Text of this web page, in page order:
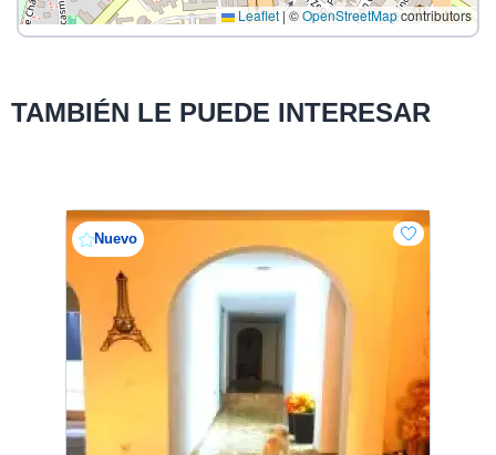
Leaflet |©OpenStreetMapcontributors
TAMBIÉN LE PUEDE INTERESAR
Nuevo